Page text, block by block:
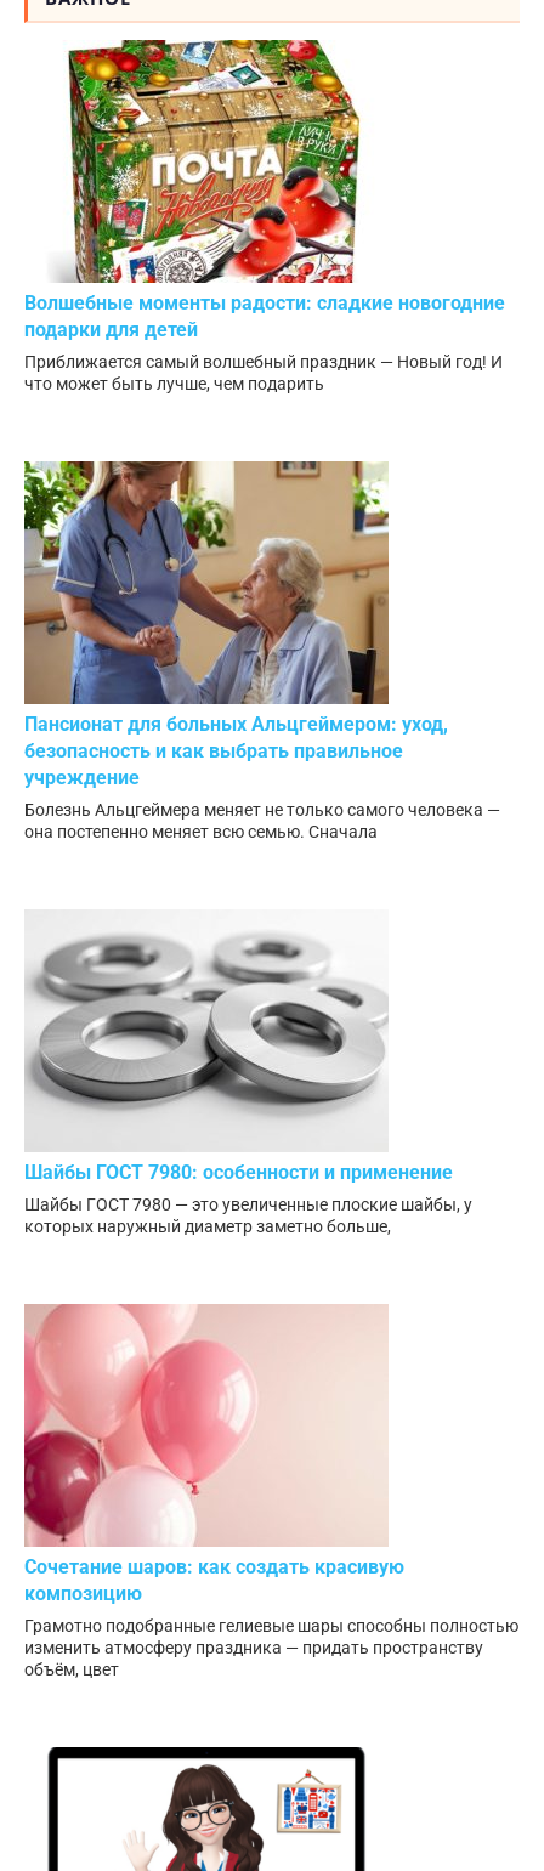
Волшебные моменты радости: сладкие новогодние
подарки для детей
Приближается самый волшебный праздник — Новый год! И
что может быть лучше, чем подарить
Пансионат для больных Альцгеймером: уход,
безопасность и как выбрать правильное
учреждение
Болезнь Альцгеймера меняет не только самого человека —
она постепенно меняет всю семью. Сначала
Шайбы ГОСТ 7980: особенности и применение
Шайбы ГОСТ 7980 — это увеличенные плоские шайбы, у
которых наружный диаметр заметно больше,
Сочетание шаров: как создать красивую
композицию
Грамотно подобранные гелиевые шары способны полностью
изменить атмосферу праздника — придать пространству
объём, цвет